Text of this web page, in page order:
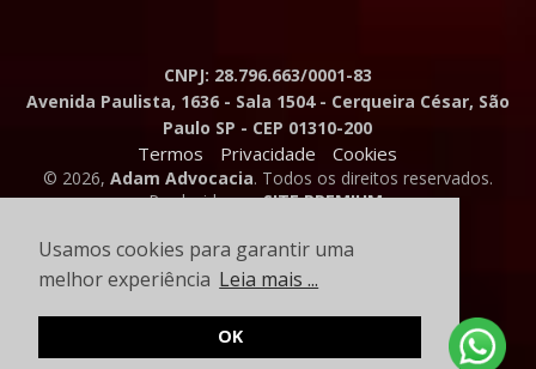
Usamos cookies para garantir uma
melhor experiência Leia mais ...
OK
CNPJ: 28.796.663/0001-83
Avenida Paulista, 1636 - Sala 1504 - Cerqueira César, São
Paulo SP - CEP 01310-200
Termos Privacidade Cookies
© 2026, Adam Advocacia. Todos os direitos reservados.
Produzido porSITE PREMIUM.